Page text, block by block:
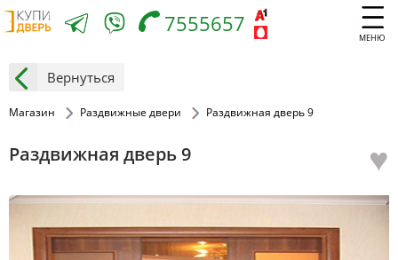
МЕНЮ
7555657
Вернуться
Магазин Раздвижные двери Раздвижная дверь 9
Раздвижная дверь 9 ♥